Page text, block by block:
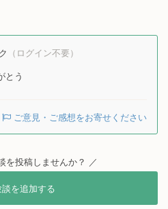
（ログイン不要）
とう
ご意見・ご感想をお寄せください
を投稿しませんか？ ／
を追加する